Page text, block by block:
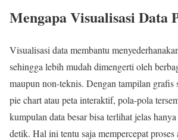
Mengapa Visualisasi Data
Visualisasi data membantu
sehingga lebih mudah dimengerti oleh
maupun non-teknis. Dengan tampilan grafis
pie chart atau peta interaktif, pola-pola
kumpulan data besar bisa terlihat jelas
detik. Hal ini tentu saja mempercepat proses